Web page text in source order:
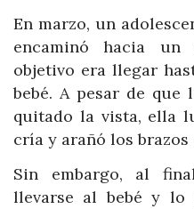
En marzo, un
encaminó hacia
objetivo era llegar
bebé. A pesar de que
quitado la vista, ella
cría y arañó los brazos
Sin embargo, al
llevarse al bebé y lo